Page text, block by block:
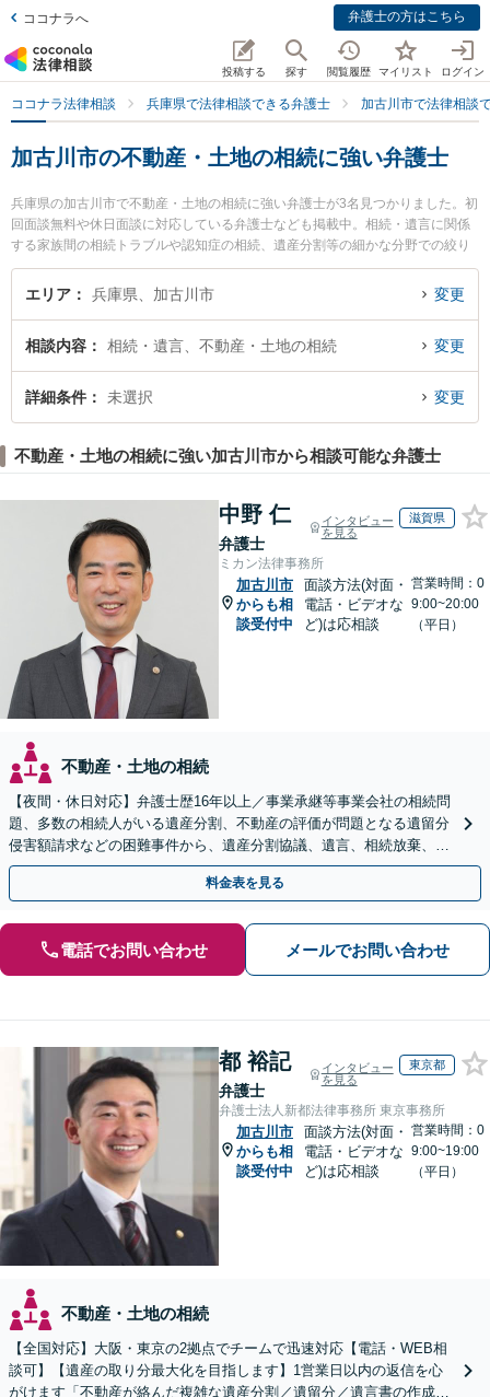
ココナラへ 弁護士の方はこちら
投稿する 探す 閲覧履歴 マイリスト ログイン
ココナラ法律相談 兵庫県で法律相談できる弁護士 加古川市で法律相談
加古川市の不動産・土地の相続に強い弁護士
兵庫県の加古川市で不動産・土地の相続に強い弁護士が3名見つかりました。初
回面談無料や休日面談に対応している弁護士なども掲載中。相続・遺言に関係
する家族間の相続トラブルや認知症の相続、遺産分割等の細かな分野での絞り
込み検索もでき便利です。特に加古川総合法律事務所の北川 芳典弁護士や加古
川パートナー法律事務所の長尾 一樹弁護士、つつじの総合法律事務所の中森 真
弁護士に相談したい』『不動産・土地の相続のトラブル解決の実績豊富な近く
の弁護士を検索したい』『初回相談無料で不動産・土地の相続を法律相談でき
る加古川市内の弁護士に相談予約したい』などでお困りの相談者さんにおすす
エリア 兵庫県、加古川市 変更
相談内容 相続・遺言、不動産・土地の相続 変更
詳細条件 未選択 変更
不動産・土地の相続に強い加古川市から相談可能な弁護士
中野 仁
弁護士
インタビュー
を見る
滋賀県
ミカン法律事務所
加古川市
からも相
談受付中
面談方法(対面・
電話・ビデオな
ど)は応相談
営業時間：0
9:00~20:00
（平日）
不動産・土地の相続
【夜間・休日対応】弁護士歴16年以上／事業承継等事業会社の相続問
題、多数の相続人がいる遺産分割、不動産の評価が問題となる遺留分
侵害額請求などの困難事件から、遺産分割協議、遺言、相続放棄、使
途不明金の調査まで、全般の経験豊富【JR草津駅2分】
料金表を見る
電話でお問い合わせ メールでお問い合わせ
都 裕記
弁護士
インタビュー
を見る
東京都
弁護士法人新都法律事務所 東京事務所
加古川市
からも相
談受付中
面談方法(対面・
電話・ビデオな
ど)は応相談
営業時間：0
9:00~19:00
（平日）
不動産・土地の相続
【全国対応】大阪・東京の2拠点でチームで迅速対応【電話・WEB相
談可】【遺産の取り分最大化を目指します】1営業日以内の返信を心
がけます「不動産が絡んだ複雑な遺産分割／遺留分／遺言書の作成・